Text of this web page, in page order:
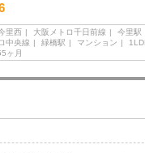
里西 大阪メトロ千日前線 今里駅
中央線 緑橋駅 マンション
ヶ月